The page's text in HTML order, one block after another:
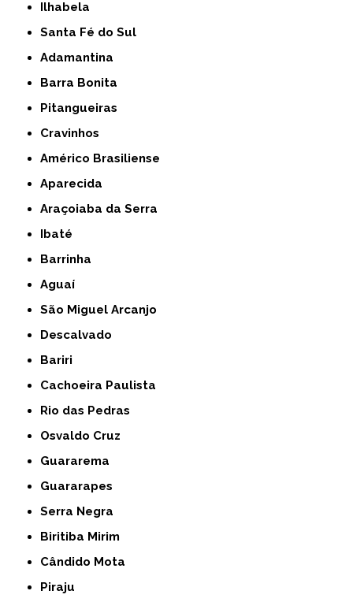
Ilhabela
Santa Fé do Sul
Adamantina
Barra Bonita
Pitangueiras
Cravinhos
Américo Brasiliense
Aparecida
Araçoiaba da Serra
Ibaté
Barrinha
Aguaí
São Miguel Arcanjo
Descalvado
Bariri
Cachoeira Paulista
Rio das Pedras
Osvaldo Cruz
Guararema
Guararapes
Serra Negra
Biritiba Mirim
Cândido Mota
Piraju